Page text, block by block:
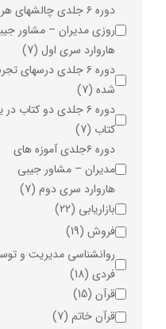
دوره ۶ جلدی چالشهای هر
روزی مدیران – مشاور
هاروارد سری اول (7)
دوره ۶ جلدی درسهای
شده (7)
دوره ۶ جلدی دو کتاب
کتاب (7)
دوره ۶جلدی آموزه های
مدیران – مشاور جیبی
هاروارد سری دوم (7)
بازاریابی (22)
فروش (19)
روانشناسی مدیریت و
فردی (18)
قرآن (15)
قرآن خاتم (7)